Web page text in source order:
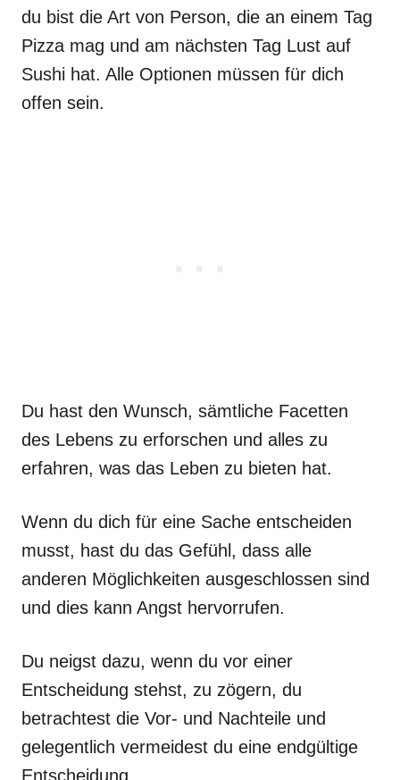
du bist die Art von Person, die an einem Tag
Pizza mag und am nächsten Tag Lust auf
Sushi hat. Alle Optionen müssen für dich
offen sein.
Du hast den Wunsch, sämtliche Facetten
des Lebens zu erforschen und alles zu
erfahren, was das Leben zu bieten hat.
Wenn du dich für eine Sache entscheiden
musst, hast du das Gefühl, dass alle
anderen Möglichkeiten ausgeschlossen sind
und dies kann Angst hervorrufen.
Du neigst dazu, wenn du vor einer
Entscheidung stehst, zu zögern, du
betrachtest die Vor- und Nachteile und
gelegentlich vermeidest du eine endgültige
Entscheidung.